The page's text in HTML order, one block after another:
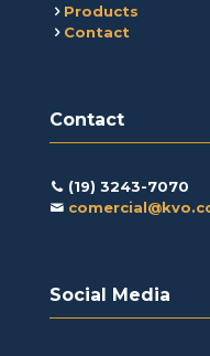
Products
Contact
Contact
(19) 3243-7070
Social Media